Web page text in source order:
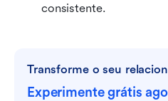
consistente.
Transforme o seu
Experimente grátis